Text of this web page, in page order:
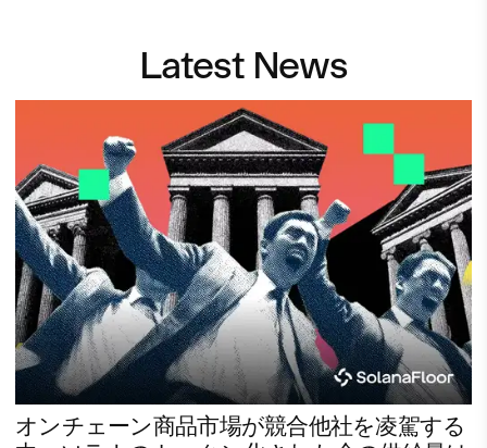
Latest News
オンチェーン商品市場が競合他社を凌駕する